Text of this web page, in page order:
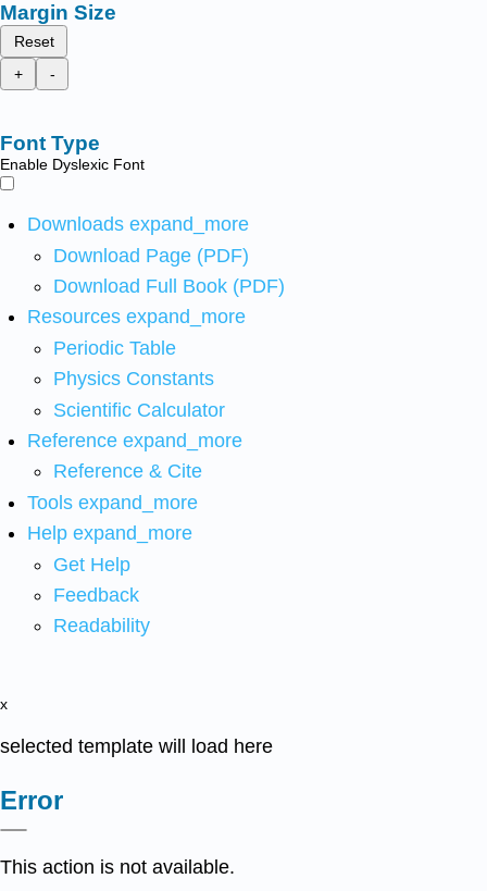
Margin Size
Reset
+
-
Font Type
Enable Dyslexic Font
Downloads expand_more
Download Page (PDF)
Download Full Book (PDF)
Resources expand_more
Periodic Table
Physics Constants
Scientific Calculator
Reference expand_more
Reference & Cite
Tools expand_more
Help expand_more
Get Help
Feedback
Readability
x
selected template will load here
Error
This action is not available.